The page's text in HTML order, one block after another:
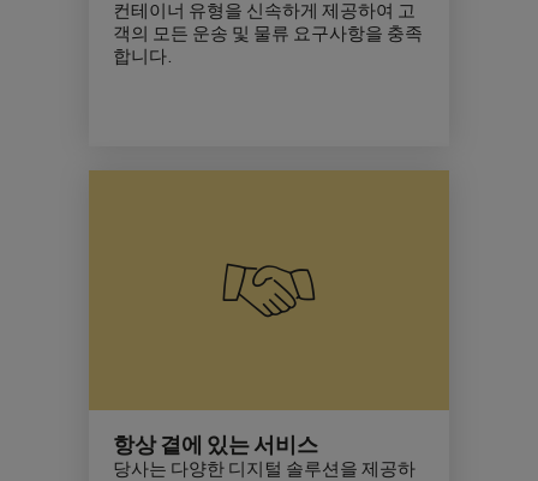
컨테이너 유형을 신속하게 제공하여 고
객의 모든 운송 및 물류 요구사항을 충족
합니다.
항상 곁에 있는 서비스
당사는 다양한 디지털 솔루션을 제공하